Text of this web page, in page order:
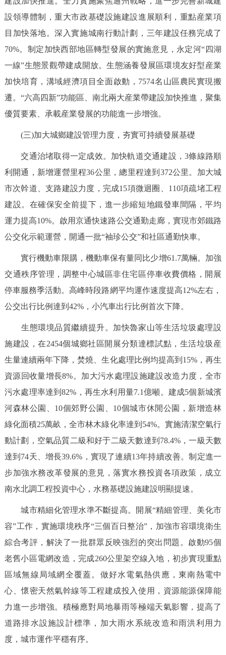
設領導體制，重大市政基礎設施建設進展順利，重點産業項
目加快落地。深入實施城南行動計劃，三年建設任務完成了
70%。制定加快西部地區轉型發展的實施意見，永定河“四湖
一線”生態景觀帶建成開放。生態涵養發展區環境友好型産業
加快培育，溝域經濟項目全面啟動，7574名山區農民實現搬
遷。“六高四新”功能區、南北兩大産業帶建設加快推進，聚集
優質要素、承載産業發展的功能進一步增強。
(三)加大城鄉建設管理力度，夯實可持續發展基礎
交通治堵取得一定成效。加快軌道交通建設，3條線路順
利開通，新增運營里程36公里，總里程達到372公里。加大城
市次幹道、支路建設力度，完成15項微迴圈、110項疏堵工程
建設。在確保安全前提下，進一步縮短地鐵發車間隔，平均
運力提高10%。啟用京通快速路公交通勤走廊，實現市郊鐵路
公交化示範運營，開通一批“袖珍公交”和社區通勤快車。
實行機動車限購，機動車保有量同比少增61.7萬輛。加強
交通秩序管理，調整中心城區非住宅區停車收費價格，開展
停車服務季活動。高峰時段路網平均運作速度提高12%左右，
公交出行比例達到42%，小汽車出行比例首次下降。
生態環境品質繼續提升。加快魯家山等生活垃圾處理設
施建設，在2454個城鄉社區開展分類達標試點，生活垃圾産
生量連續兩年下降，焚燒、生化處理比例均提高到15%，再生
資源回收量增長8%。加大污水處理設施建設改造力度，全市
污水處理率達到82%，再生水利用量7.1億噸。建成5個新城濱
河森林公園、10個郊野公園、10個城市休閒公園，新增造林
綠化面積25萬畝，全市林木綠化率達到54%。實施清潔空氣行
動計劃，空氣品質二級和好于二級天數達到78.4%，一級天數
達到74天、增長39.6%，實現了連續13年持續改善。制定進一
步加強水務改革發展的意見，落實水務投資各項政策，成立
南水北調工程投資中心，水務基礎設施建設明顯提速。
城市精細化管理水準不斷提高。開展“精細管理、美化市
容”工作，實施環境秩序“三個百日整治”，加強市容環境衛生
綜合考評，解決了一批群眾反映強烈的突出問題。啟動95個
老舊小區電網改造，完成260公里架空線入地，初步實現重點
區域無線局域網全覆蓋。做好水電氣熱供應，東南熱電中
心、懷密天然氣幹線等工程建成投入使用，資源能源保障能
力進一步增強。積極應對局地暴雨等極端天氣影響，提高了
道路排水設施設計標準，加大雨水系統改造和雨洪利用力
度，城市運作平穩有序。